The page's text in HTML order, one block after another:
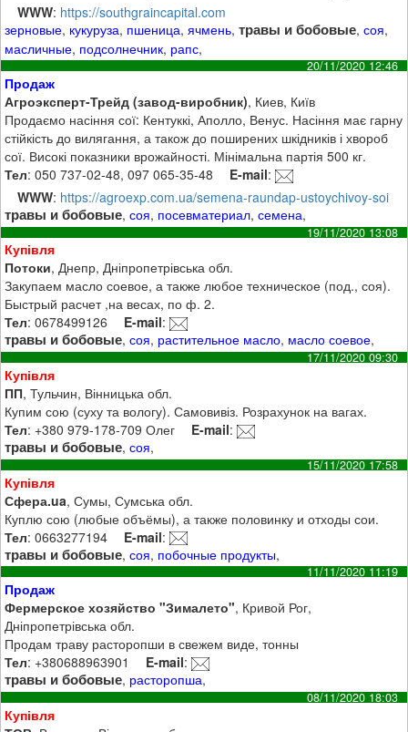
WWW: https://southgraincapital.com
зерновые, кукуруза, пшеница,ячмень,травы и бобовые,соя,
масличные, подсолнечник, рапс,
20/11/2020 12:46
Продаж
Агроэксперт-Трейд (завод-виробник), Киев, Київ
Продаємо насіння сої: Кентуккі, Аполло, Венус. Насіння має гарну
стійкість до вилягання, а також до поширених шкідників і хвороб
сої. Високі показники врожайності. Мінімальна партія 500 кг.
Тел: 050 737-02-48, 097 065-35-48 E-mail:
WWW: https://agroexp.com.ua/semena-raundap-ustoychivoy-soi
травы и бобовые,соя, посевматериал,семена,
19/11/2020 13:08
Купівля
Потоки, Днепр, Дніпропетрівська обл.
Закупаем масло соевое, а также любое техническое (под., соя).
Быстрый расчет ,на весах, по ф. 2.
Тел: 0678499126 E-mail:
травы и бобовые,соя, растительное масло, масло соевое,
17/11/2020 09:30
Купівля
ПП, Тульчин, Вінницька обл.
Купим сою (суху та вологу). Самовивіз. Розрахунок на вагах.
Тел: +380 979-178-709 Олег E-mail:
травы и бобовые,соя,
15/11/2020 17:58
Купівля
Сфера.ua, Сумы, Сумська обл.
Куплю сою (любые объёмы), а также половинку и отходы сои.
Тел: 0663277194 E-mail:
травы и бобовые,соя, побочные продукты,
11/11/2020 11:19
Продаж
Фермерское хозяйство "Зималето", Кривой Рог,
Дніпропетрівська обл.
Продам траву расторопши в свежем виде, тонны
Тел: +380688963901 E-mail:
травы и бобовые, расторопша,
08/11/2020 18:03
Купівля